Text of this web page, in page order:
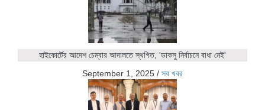
হাইকোর্টের আদেশ চেম্বার আদালতে স্থগিত, 'ডাকসু নির্বাচনে বাধা নেই'
September 1, 2025 / সব খবর